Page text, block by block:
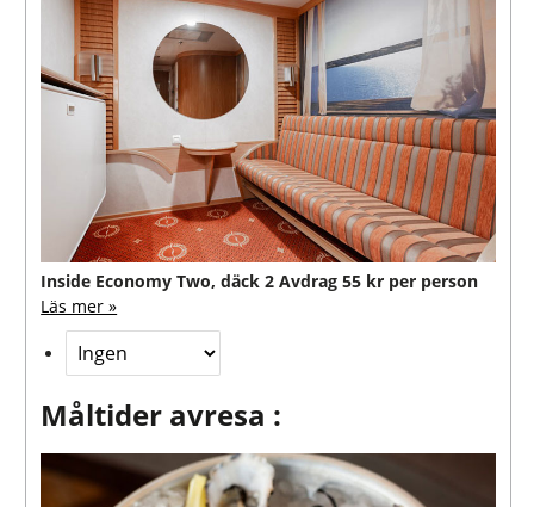
Inside Economy Two, däck 2 Avdrag 55 kr per person
Läs mer »
Måltider avresa :